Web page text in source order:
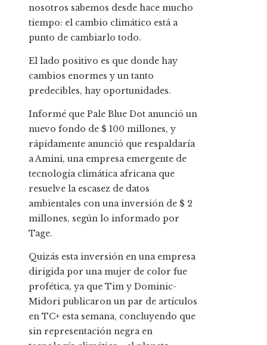
nosotros sabemos desde hace mucho
tiempo: el cambio climático está a
punto de cambiarlo todo.
El lado positivo es que donde hay
cambios enormes y un tanto
predecibles, hay oportunidades.
Informé que Pale Blue Dot anunció un
nuevo fondo de $ 100 millones, y
rápidamente anunció que respaldaría
a Amini, una empresa emergente de
tecnología climática africana que
resuelve la escasez de datos
ambientales con una inversión de $ 2
millones, según lo informado por
Tage.
Quizás esta inversión en una empresa
dirigida por una mujer de color fue
profética, ya que Tim y Dominic-
Midori publicaron un par de artículos
en TC+ esta semana, concluyendo que
sin representación negra en